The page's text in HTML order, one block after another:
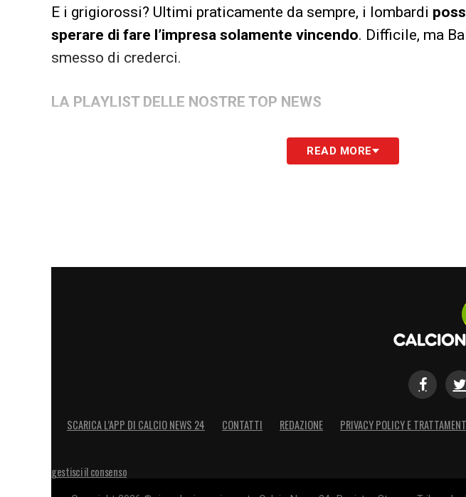
E i grigiorossi? Ultimi praticamente da sempre, i lombardi
sperare di fare l’impresa solamente vincendo. Difficile, ma
smesso di crederci.
LA PLAYLIST DELLE NOSTRE TOP NEWS
READ MORE
SCARICA L’APP DI CALCIO NEWS 24 CONTATTI REDAZIONE PRIVACY POLICY E
gestisci il consenso